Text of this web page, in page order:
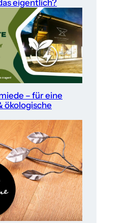
eigentlich?
– für eine
ökologische